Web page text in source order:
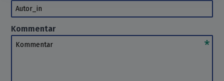
Autor_in
Kommentar
Kommentar